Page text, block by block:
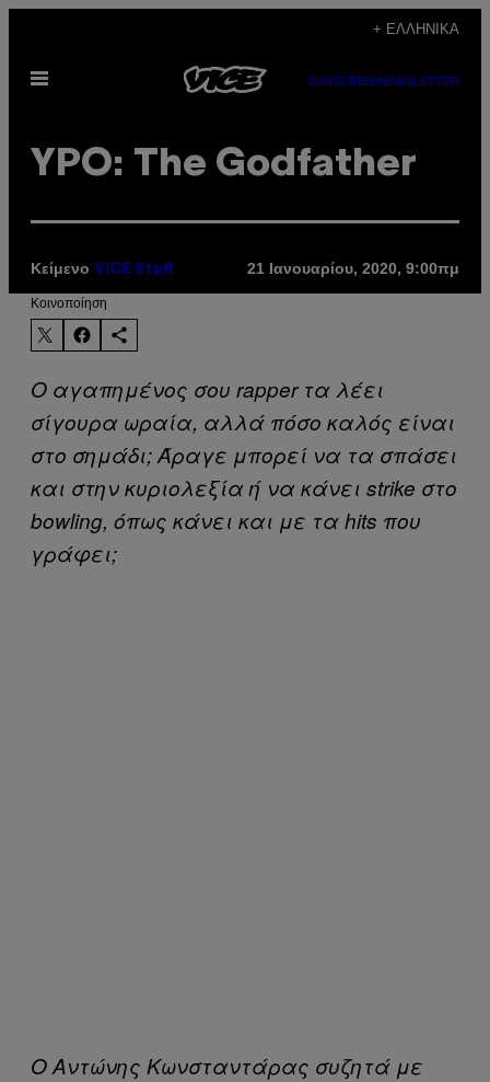
περιεχόμενο
+ ΕΛΛΗΝΙΚΆ
Ανοίξτε
SUBSCRIBENEWSLETTER
YPO: The Godfather
Κείμενο VICE Staff 21 Ιανουαρίου, 2020, 9:00πμ
Kοινοποίηση
Ο αγαπημένος σου rapper τα λέει
σίγουρα ωραία, αλλά πόσο καλός είναι
στο σημάδι; Άραγε μπορεί να τα σπάσει
και στην κυριολεξία ή να κάνει strike στο
bowling, όπως κάνει και με τα hits που
γράφει;
Ο Αντώνης Κωνσταντάρας συζητά με